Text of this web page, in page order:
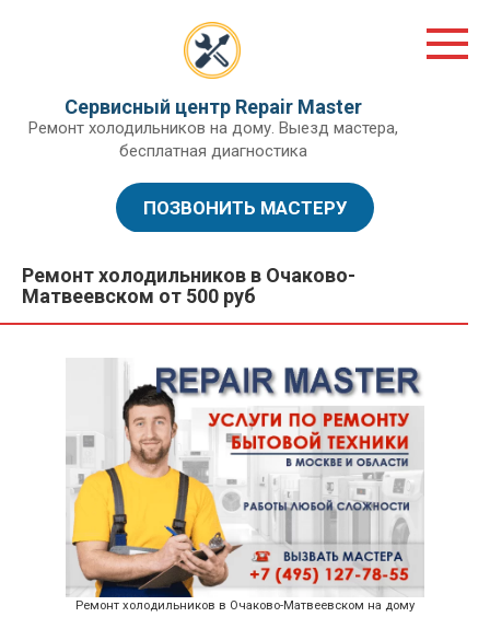
Сервисный центр Repair Master
Ремонт холодильников на дому. Выезд мастера,
бесплатная диагностика
ПОЗВОНИТЬ МАСТЕРУ
Ремонт холодильников в Очаково-
Матвеевском от 500 руб
Ремонт холодильников в Очаково-Матвеевском на дому